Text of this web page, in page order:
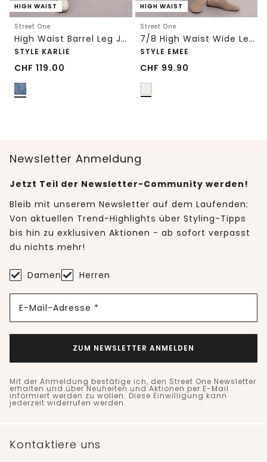
HIGH WAIST
Street One
High Waist Barrel Leg Jeans im Loose Fit
STYLE KARLIE
CHF 119.00
HIGH WAIST
Street One
7/8 High Waist Wide Leg Jeans im Loose Fit
STYLE EMEE
CHF 99.90
Newsletter Anmeldung
Jetzt Teil der Newsletter-Community werden!
Bleib mit unserem Newsletter auf dem Laufenden:
Von aktuellen Trend-Highlights über Styling-Tipps
bis hin zu exklusiven Aktionen - ab sofort verpasst
du nichts mehr!
Damen Herren
E-Mail-Adresse *
ZUM NEWSLETTER ANMELDEN
Mit der Anmeldung bestätige ich, den Street One Newsletter
erhalten und über Neuheiten und Aktionen per E-Mail
informiert werden zu wollen. Diese Einwilligung kann
jederzeit widerrufen werden.
Kontaktiere uns